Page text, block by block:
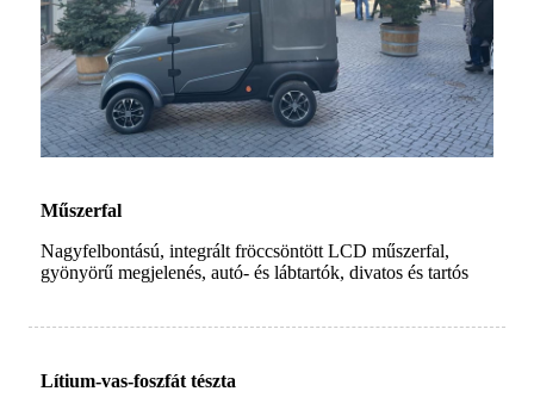
Műszerfal
Nagyfelbontású, integrált fröccsöntött LCD műszerfal,
gyönyörű megjelenés, autó- és lábtartók, divatos és tartós
Lítium-vas-foszfát tészta